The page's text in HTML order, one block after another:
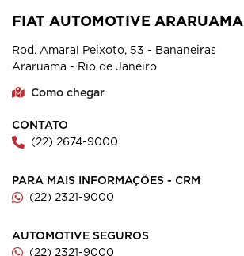
FIAT AUTOMOTIVE ARARUAMA
Rod. Amaral Peixoto, 53 - Bananeiras
Araruama - Rio de Janeiro
Como chegar
CONTATO
(22) 2674-9000
PARA MAIS INFORMAÇÕES - CRM
(22) 2321-9000
AUTOMOTIVE SEGUROS
(22) 2321-9000